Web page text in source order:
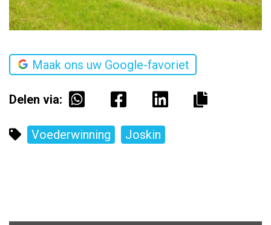
Maak ons uw Google-favoriet
Delen via:
Voederwinning Joskin